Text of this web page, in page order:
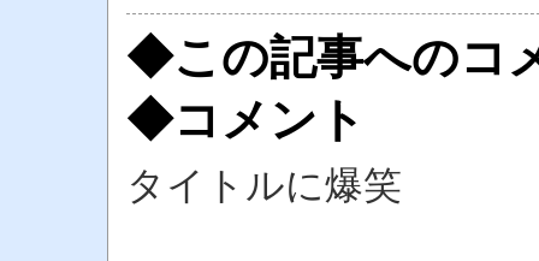
◆この記事へのコ
◆コメント
タイトルに爆笑